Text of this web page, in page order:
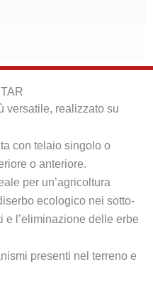
versatile, realizzato su
con telaio singolo o
o anteriore.
per un’agricoltura
ecologico nei sotto-
e l’eliminazione delle erbe
presenti nel terreno e